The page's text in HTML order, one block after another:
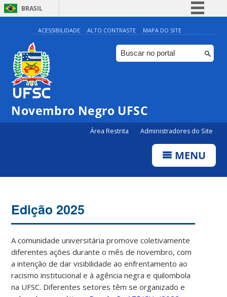
BRASIL
Simplifique!
Comunica BR
Participe
ACESSIBILIDADE ALTO CONTRASTE MAPA DO SITE
Novembro Negro UFSC
Área Restrita Administradores do Site
MENU
Edição 2025
A comunidade universitária promove coletivamente
diferentes ações durante o mês de novembro, com
a intenção de dar visibilidade ao enfrentamento ao
racismo institucional e à agência negra e quilombola
na UFSC. Diferentes setores têm se organizado e